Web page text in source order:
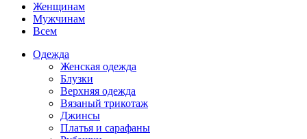
Женщинам
Мужчинам
Всем
Одежда
Женская одежда
Блузки
Верхняя одежда
Вязаный трикотаж
Джинсы
Платья и сарафаны